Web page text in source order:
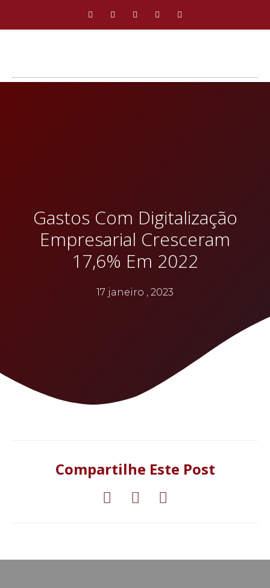
Gastos Com Digitalização
Empresarial Cresceram
17,6% Em 2022
17 janeiro , 2023
Compartilhe Este Post